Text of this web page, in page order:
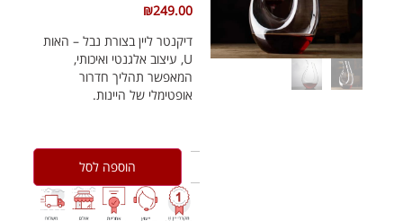
אביזרים ליין
כוסות יין
₪249.00
דיקנטר ליין בצורת נבל – האות
U, עיצוב אלגנטי ואיכותי,
המאפשר תהליך חדרור
אופטימלי של היינות.
הוספה לסל